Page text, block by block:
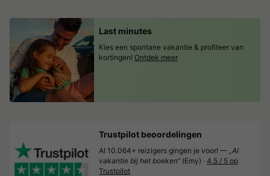
Last minutes
Kies een spontane vakantie & profiteer van
kortingen! Ontdek meer
Trustpilot beoordelingen
Al 10.064+ reizigers gingen je voor! — „Al
vakantie bij het boeken“ (Emy) · 4.5 / 5 op
Trustpilot